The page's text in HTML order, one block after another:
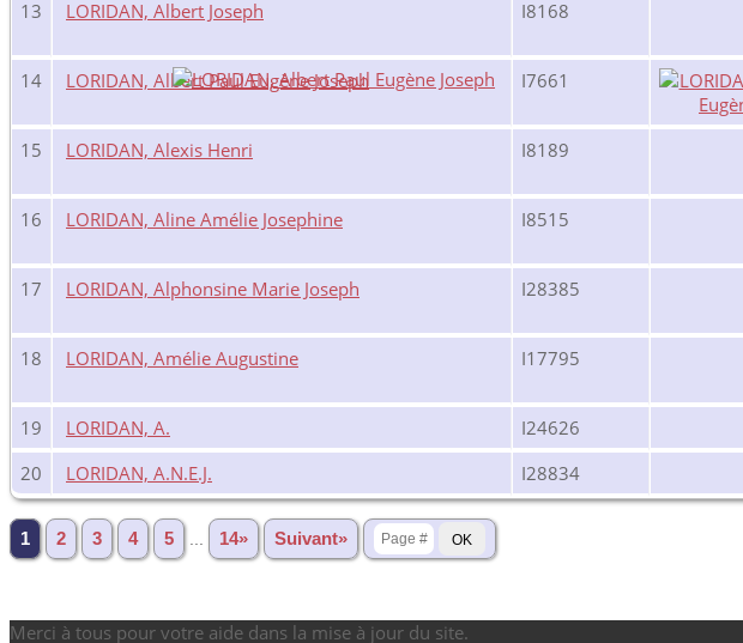
13 LORIDAN, Albert Joseph I8168
14 LORIDAN, Albert Paul Eugène Joseph I7661
15 LORIDAN, Alexis Henri I8189
16 LORIDAN, Aline Amélie Josephine I8515
17 LORIDAN, Alphonsine Marie Joseph I28385
18 LORIDAN, Amélie Augustine I17795
19 LORIDAN, A. I24626
20
LORIDAN, A.N.E.J. I28834
1 2 3 4 5 14» Suivant»
Merci à tous pour votre aide dans la mise à jour du site.